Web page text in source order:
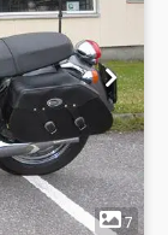
7